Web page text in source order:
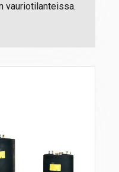
vauriotilanteissa.